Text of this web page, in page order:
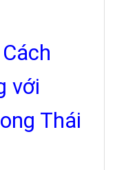
Cách
với
Thái